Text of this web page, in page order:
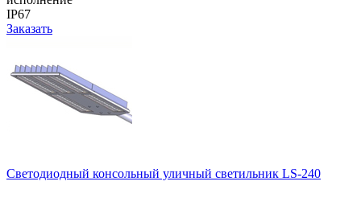
IP67
Заказать
Cветодиодный консольный уличный cветильник LS-240